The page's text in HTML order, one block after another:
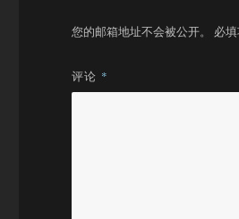
您的邮箱地址不会被公开。 必
评论 *